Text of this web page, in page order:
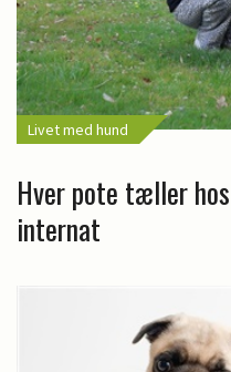
Livet med hund
Hver pote tæller
internat